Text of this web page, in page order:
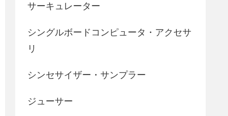
サーキュレーター
シングルボードコンピュータ・アクセサ
リ
シンセサイザー・サンプラー
ジューサー